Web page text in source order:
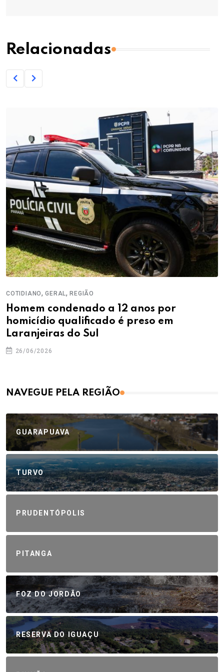
Relacionadas
COTIDIANO,GERAL,REGIÃO
Homem condenado a 12 anos por
homicídio qualificado é preso em
Laranjeiras do Sul
26/06/2026
NAVEGUE PELA REGIÃO
GUARAPUAVA
TURVO
PRUDENTÓPOLIS
PITANGA
FOZ DO JORDÃO
RESERVA DO IGUAÇU